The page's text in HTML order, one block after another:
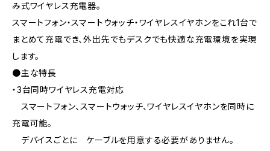
み式ワイヤレス充電器。
スマートフォン・スマートウォッチ・ワイヤレスイヤホンをこれ1台で
まとめて充電でき、外出先でもデスクでも快適な充電環境を実現
します。
●主な特長
・3台同時ワイヤレス充電対応
スマートフォン、スマートウォッチ、ワイヤレスイヤホンを同時に
充電可能。
デバイスごとに ケーブルを用意する必要がありません。